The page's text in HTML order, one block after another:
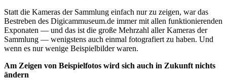
Statt die Kameras der Sammlung einfach nur zu zeigen, war das
Bestreben des Digicammuseum.de immer mit allen funktionierenden
Exponaten — und das ist die große Mehrzahl aller Kameras der
Sammlung — wenigstens auch einmal fotografiert zu haben. Und
wenn es nur wenige Beispielbilder waren.
Am Zeigen von Beispielfotos wird sich auch in Zukunft nichts
ändern